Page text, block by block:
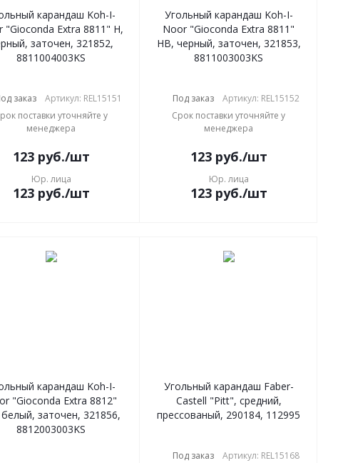
карандаш Koh-I-
"Gioconda Extra 8811" H,
заточен, 321852,
8811004003KS
заказ
Артикул: REL15151
поставки уточняйте у
менеджера
123руб./шт
Юр. лица
123руб./шт
Угольный карандаш Koh-I-
Noor "Gioconda Extra 8811"
HB, черный, заточен, 321853,
8811003003KS
Под заказ
Артикул: REL15152
Срок поставки уточняйте у
менеджера
123руб./шт
Юр. лица
123руб./шт
карандаш Koh-I-
"Gioconda Extra 8812"
заточен, 321856,
8812003003KS
Угольный карандаш Faber-
Castell "Pitt", средний,
прессованый, 290184, 112995
Под заказ
Артикул: REL15168